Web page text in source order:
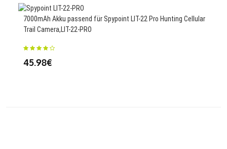
7000mAh Akku passend für Spypoint LIT-22 Pro Hunting Cellular
Trail Camera,LIT-22-PRO
45.98€